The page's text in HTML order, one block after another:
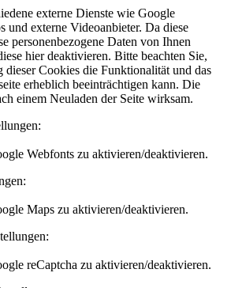
externe Dienste wie Google
und externe Videoanbieter. Da diese
personenbezogene Daten von Ihnen
hier deaktivieren. Bitte beachten Sie,
dieser Cookies die Funktionalität und das
erheblich beeinträchtigen kann. Die
einem Neuladen der Seite wirksam.
Webfonts zu aktivieren/deaktivieren.
Maps zu aktivieren/deaktivieren.
reCaptcha zu aktivieren/deaktivieren.